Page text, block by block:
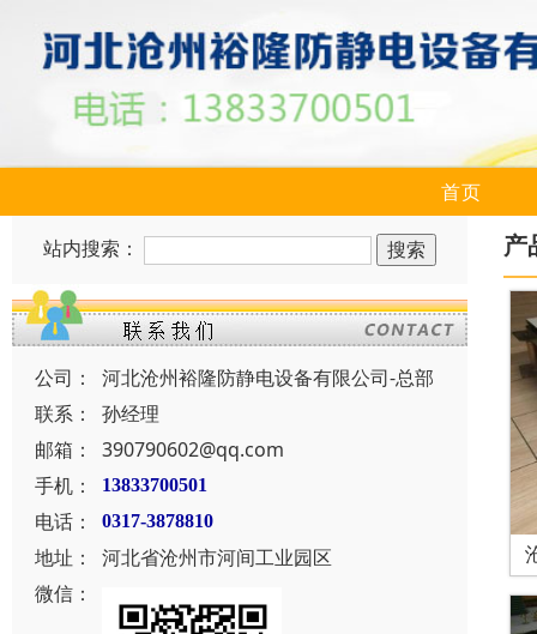
首页
站内搜索：
公司：
河北沧州裕隆防静电设备有限公司-总部
联系：
孙经理
邮箱：
390790602@qq.com
手机：
13833700501
电话： 0317-3878810
地址：
河北省沧州市河间工业园区
微信：
产